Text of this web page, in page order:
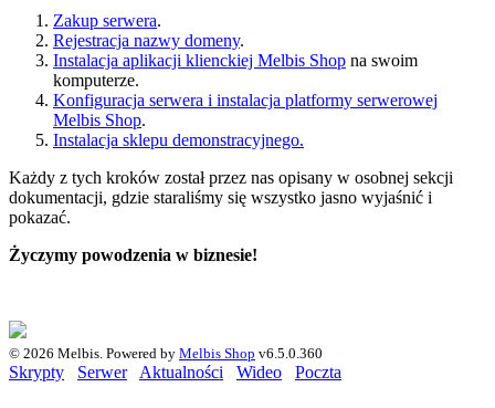
Zakup serwera.
Rejestracja nazwy domeny.
Instalacja aplikacji klienckiej Melbis Shop na swoim
komputerze.
Konfiguracja serwera i instalacja platformy serwerowej
Melbis Shop.
Instalacja sklepu demonstracyjnego.
Każdy z tych kroków został przez nas opisany w osobnej sekcji
dokumentacji, gdzie staraliśmy się wszystko jasno wyjaśnić i
pokazać.
Życzymy powodzenia w biznesie!
© 2026 Melbis. Powered by Melbis Shop v6.5.0.360
Skrypty Serwer Aktualności Wideo Poczta